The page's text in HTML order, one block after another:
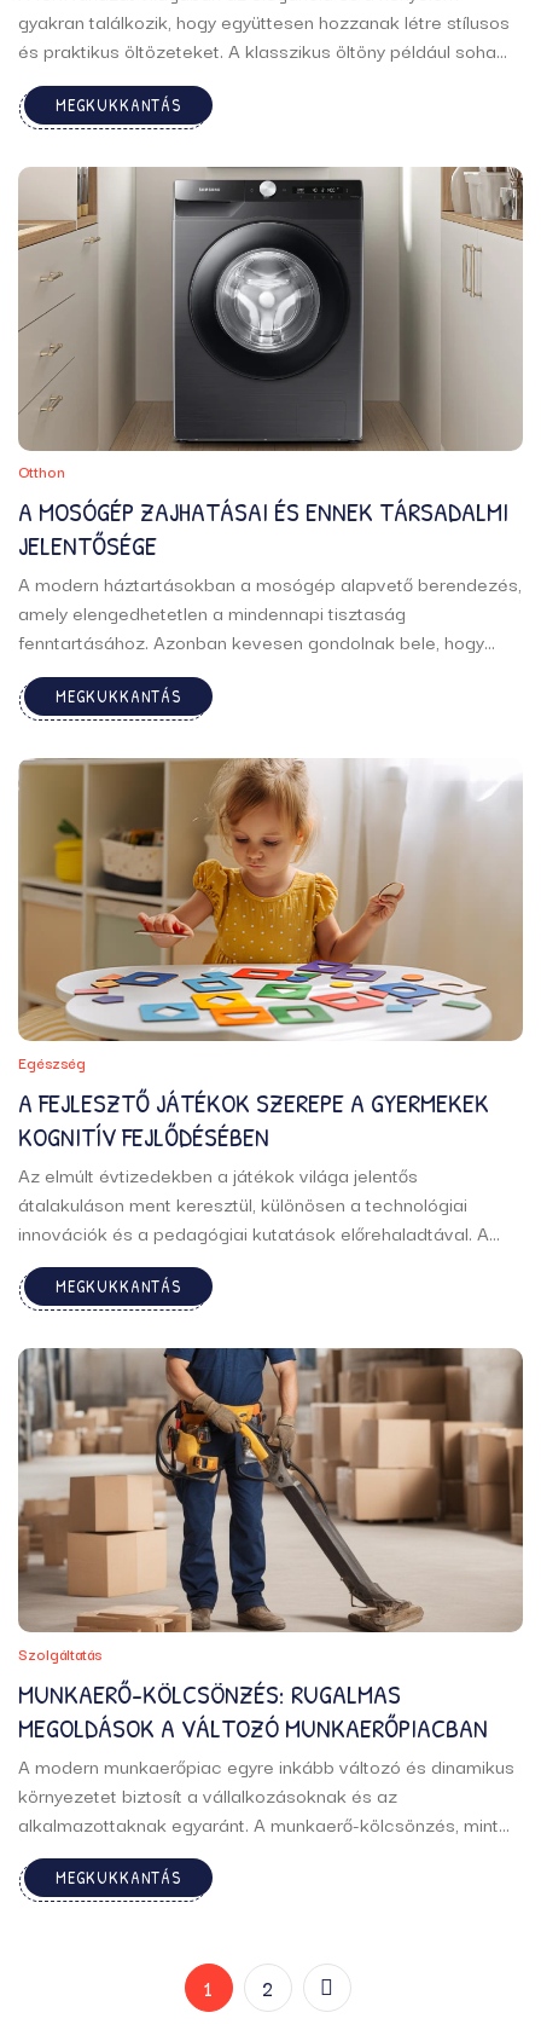
gyakran találkozik, hogy együttesen hozzanak létre stílusos
és praktikus öltözeteket. A klasszikus öltöny például soha
nem megy ki a divatból. Egy jól szabott öltöny nemcsak
elegáns, hanem önbizalmat is sugároz, így bármilyen
alkalomra tökéletes választás. ...
MEGKUKKANTÁS
Otthon
A MOSÓGÉP ZAJHATÁSAI ÉS ENNEK TÁRSADALMI
JELENTŐSÉGE
A modern háztartásokban a mosógép alapvető berendezés,
amely elengedhetetlen a mindennapi tisztaság
fenntartásához. Azonban kevesen gondolnak bele, hogy
ezek az eszközök milyen hatással vannak környezetükre,
különösen a zajkibocsátás szempontjából. A zaj, amelyet a
működése közben kibocsát, számos aspektusában
befolyásolhatja életünket, a személyes kényelmen
túlmenően ...
MEGKUKKANTÁS
Egészség
A FEJLESZTŐ JÁTÉKOK SZEREPE A GYERMEKEK
KOGNITÍV FEJLŐDÉSÉBEN
Az elmúlt évtizedekben a játékok világa jelentős
átalakuláson ment keresztül, különösen a technológiai
innovációk és a pedagógiai kutatások előrehaladtával. A
fejlesztő játékok jelentősége egyre nagyobb hangsúlyt kap a
gyermeknevelésben, mivel számos tanulmány bizonyítja,
hogy ezek a játékok hozzájárulnak a kognitív, szociális és
érzelmi fejlődéshez. ...
MEGKUKKANTÁS
Szolgáltatás
MUNKAERŐ-KÖLCSÖNZÉS: RUGALMAS
MEGOLDÁSOK A VÁLTOZÓ MUNKAERŐPIACBAN
A modern munkaerőpiac egyre inkább változó és dinamikus
környezetet biztosít a vállalkozásoknak és az
alkalmazottaknak egyaránt. A munkaerő-kölcsönzés, mint
stratégiai eszköz, egyre növekvő népszerűségnek örvend,
amely lehetővé teszi a vállalatok számára rugalmasságuk
fenntartását és az üzleti igények gyors és hatékony
MEGKUKKANTÁS
1 2